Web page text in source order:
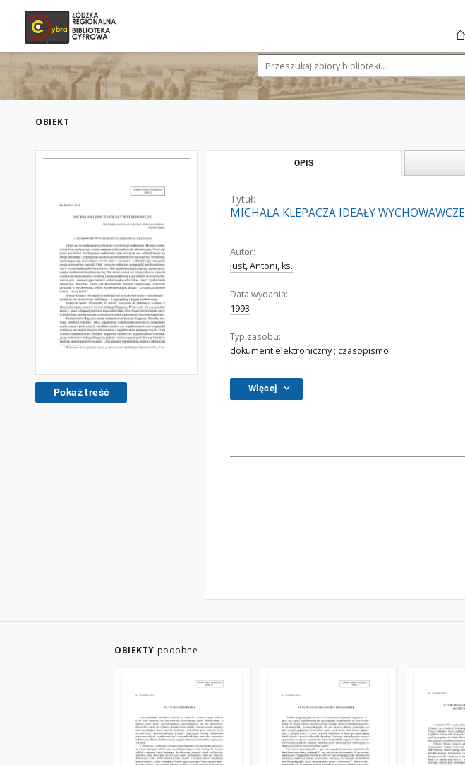
OBIEKT
Pokaż treść
OPIS
Tytuł:
MICHAŁA KLEPACZA IDEAŁY WYCHOWAWCZE
Autor:
Just, Antoni, ks.
Data wydania:
1993
Typ zasobu:
dokument elektroniczny; czasopismo
Więcej
OBIEKTY podobne